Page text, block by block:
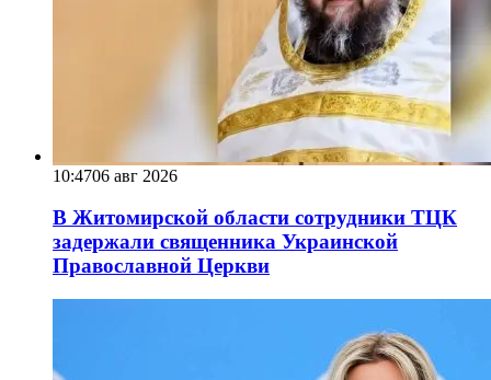
10:4706 авг 2026
В Житомирской области сотрудники ТЦК
задержали священника Украинской
Православной Церкви